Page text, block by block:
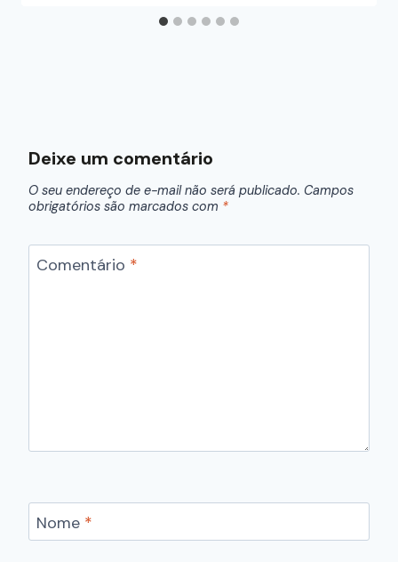
Deixe um comentário
O seu endereço de e-mail não será publicado. Campos
obrigatórios são marcados com *
Comentário *
Nome *